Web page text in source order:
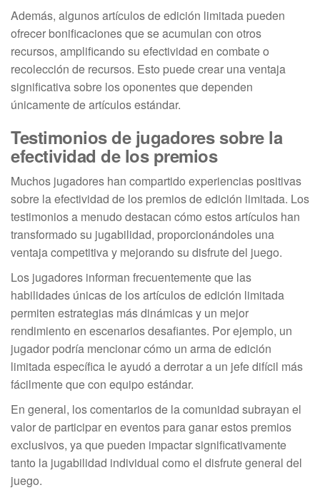
Además, algunos artículos de edición limitada pueden
ofrecer bonificaciones que se acumulan con otros
recursos, amplificando su efectividad en combate o
recolección de recursos. Esto puede crear una ventaja
significativa sobre los oponentes que dependen
únicamente de artículos estándar.
Testimonios de jugadores sobre la
efectividad de los premios
Muchos jugadores han compartido experiencias positivas
sobre la efectividad de los premios de edición limitada. Los
testimonios a menudo destacan cómo estos artículos han
transformado su jugabilidad, proporcionándoles una
ventaja competitiva y mejorando su disfrute del juego.
Los jugadores informan frecuentemente que las
habilidades únicas de los artículos de edición limitada
permiten estrategias más dinámicas y un mejor
rendimiento en escenarios desafiantes. Por ejemplo, un
jugador podría mencionar cómo un arma de edición
limitada específica le ayudó a derrotar a un jefe difícil más
fácilmente que con equipo estándar.
En general, los comentarios de la comunidad subrayan el
valor de participar en eventos para ganar estos premios
exclusivos, ya que pueden impactar significativamente
tanto la jugabilidad individual como el disfrute general del
juego.